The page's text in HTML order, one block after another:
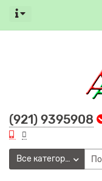
(921) 9395908
Все категории